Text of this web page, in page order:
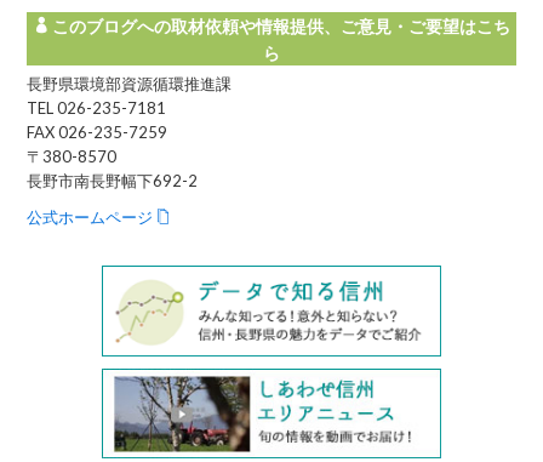
このブログへの取材依頼や情報提供、ご意見・ご要望はこち
ら
長野県環境部資源循環推進課
TEL 026-235-7181
FAX 026-235-7259
〒380-8570
長野市南長野幅下692-2
公式ホームページ